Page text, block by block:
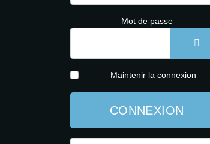
Mot de passe
Maintenir la connexion
CONNEXION